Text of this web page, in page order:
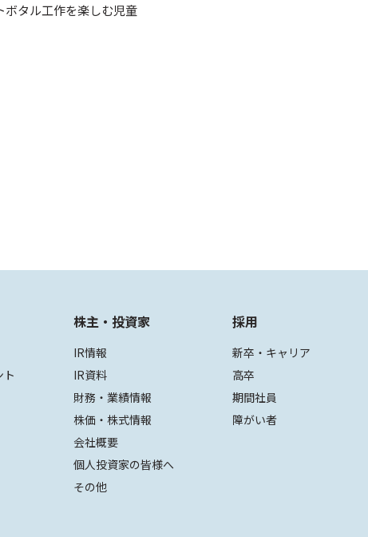
ボタル工作を楽しむ児童
株主・投資家
IR情報
IR資料
財務・業績情報
株価・株式情報
会社概要
個人投資家の皆様へ
その他
採用
新卒・キャリア
高卒
期間社員
障がい者